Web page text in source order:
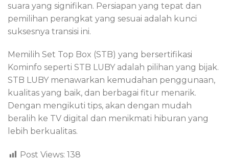
suara yang signifikan. Persiapan yang tepat dan
pemilihan perangkat yang sesuai adalah kunci
suksesnya transisi ini.
Memilih Set Top Box (STB) yang bersertifikasi
Kominfo seperti STB LUBY adalah pilihan yang bijak.
STB LUBY menawarkan kemudahan penggunaan,
kualitas yang baik, dan berbagai fitur menarik.
Dengan mengikuti tips, akan dengan mudah
beralih ke TV digital dan menikmati hiburan yang
lebih berkualitas.
Post Views: 138